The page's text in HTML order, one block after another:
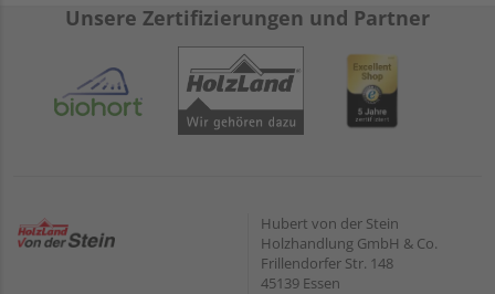
Unsere Zertifizierungen und Partner
Hubert von der Stein
Holzhandlung GmbH & Co.
Frillendorfer Str. 148
45139 Essen